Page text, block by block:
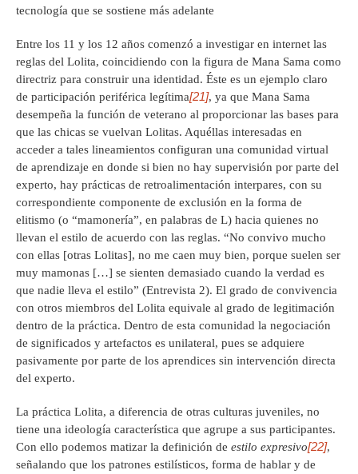
tecnología que se sostiene más adelante
Entre los 11 y los 12 años comenzó a investigar en internet las
reglas del Lolita, coincidiendo con la figura de Mana Sama como
directriz para construir una identidad. Éste es un ejemplo claro
de participación periférica legítima[21], ya que Mana Sama
desempeña la función de veterano al proporcionar las bases para
que las chicas se vuelvan Lolitas. Aquéllas interesadas en
acceder a tales lineamientos configuran una comunidad virtual
de aprendizaje en donde si bien no hay supervisión por parte del
experto, hay prácticas de retroalimentación interpares, con su
correspondiente componente de exclusión en la forma de
elitismo (o “mamonería”, en palabras de L) hacia quienes no
llevan el estilo de acuerdo con las reglas. “No convivo mucho
con ellas [otras Lolitas], no me caen muy bien, porque suelen ser
muy mamonas […] se sienten demasiado cuando la verdad es
que nadie lleva el estilo” (Entrevista 2). El grado de convivencia
con otros miembros del Lolita equivale al grado de legitimación
dentro de la práctica. Dentro de esta comunidad la negociación
de significados y artefactos es unilateral, pues se adquiere
pasivamente por parte de los aprendices sin intervención directa
del experto.
La práctica Lolita, a diferencia de otras culturas juveniles, no
tiene una ideología característica que agrupe a sus participantes.
Con ello podemos matizar la definición de estilo expresivo[22],
señalando que los patrones estilísticos, forma de hablar y de